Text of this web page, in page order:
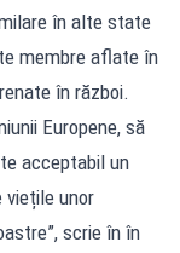
în alte state
membre aflate în
în război.
Europene, să
acceptabil un
unor
scrie în în